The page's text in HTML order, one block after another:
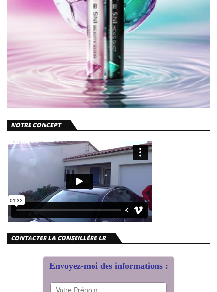
NOTRE CONCEPT
CONTACTER LA CONSEILLÈRE LR
Envoyez-moi des informations :